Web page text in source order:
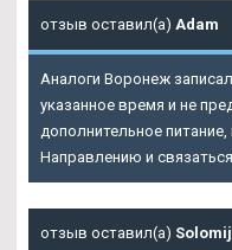
отзыв оставил(а) Adam
Аналоги Воронеж
указанное время и не
дополнительное
Направлению и
отзыв оставил(а)